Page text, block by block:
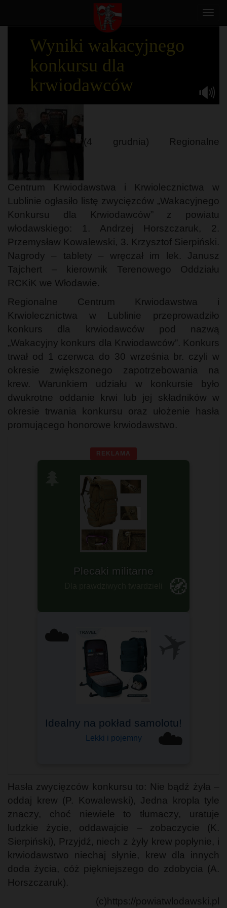
Wyniki wakacyjnego
konkursu dla
krwiodawców
(4 grudnia) Regionalne
Centrum Krwiodawstwa i Krwiolecznictwa w
Lublinie ogłasiło listę zwycięzców „Wakacyjnego
Konkursu dla Krwiodawców” z powiatu
włodawskiego: 1. Andrzej Horszczaruk, 2.
Przemysław Kowalewski, 3. Krzysztof Sierpiński.
Nagrody – tablety – wręczał im lek. Janusz
Tajchert – kierownik Terenowego Oddziału
RCKiK we Włodawie.
Regionalne Centrum Krwiodawstwa i
Krwiolecznictwa w Lublinie przeprowadziło
konkurs dla krwiodawców pod nazwą
„Wakacyjny konkurs dla Krwiodawców”. Konkurs
trwał od 1 czerwca do 30 września br. czyli w
okresie zwiększonego zapotrzebowania na
krew. Warunkiem udziału w konkursie było
dwukrotne oddanie krwi lub jej składników w
okresie trwania konkursu oraz ułożenie hasła
promującego honorowe krwiodawstwo.
REKLAMA
🧭
Plecaki militarne
Sprawdź teraz!
☁️
☁️
Idealny na pokład samolotu!
Lekki i pojemny
Bagaż podręczny
Do Ryanair, Wizzair i innych
Hasła zwycięzców konkursu to: Nie bądź żyła –
oddaj krew (P. Kowalewski), Jedna kropla tyle
znaczy, choć niewiele to tłumaczy, uratuje
ludzkie życie, oddawajcie – zobaczycie (K.
Sierpiński), Przyjdź, niech z żyły krew popłynie, i
krwiodawstwo niechaj słynie, krew dla innych
doda życia, cóż piękniejszego do zdobycia (A.
Horszczaruk).
(c)https://powiatwlodawski.pl